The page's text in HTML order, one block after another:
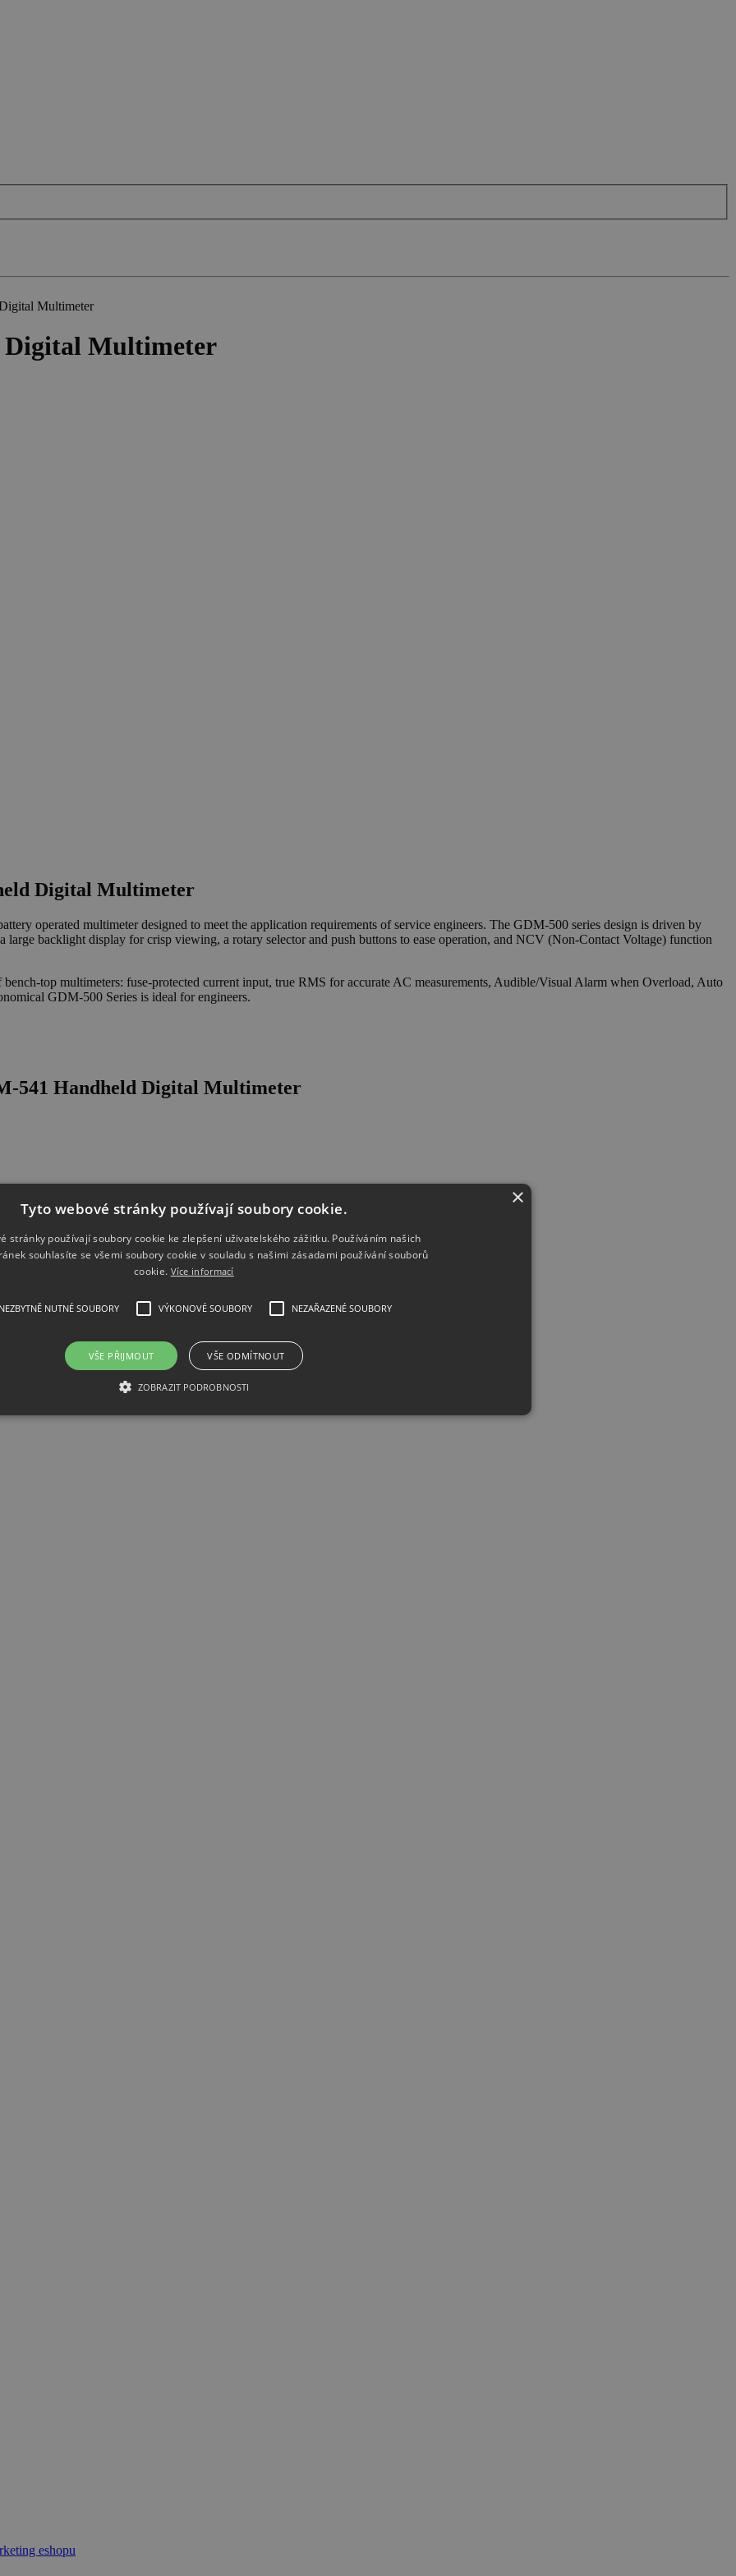
Multimeter
Digital Multimeter
Digital Multimeter
operated multimeter designed to meet the application requirements of service engineers. The GDM-500 series design is driven by
backlight display for crisp viewing, a rotary selector and push buttons to ease operation, and NCV (Non-Contact Voltage) function
top multimeters: fuse-protected current input, true RMS for accurate AC measurements, Audible/Visual Alarm when Overload, Auto
GDM-500 Series is ideal for engineers.
541 Handheld Digital Multimeter
Digital Multimeter
eshopu
×
Tyto webové stránky používají soubory cookie.
stránky používají soubory cookie ke zlepšení uživatelského zážitku. Používáním našich
souhlasíte se všemi soubory cookie v souladu s našimi zásadami používání souborů
cookie. Více informací
NEZBYTNĚ NUTNÉ SOUBORY VÝKONOVÉ SOUBORY NEZAŘAZENÉ SOUBORY
VŠE PŘIJMOUT VŠE ODMÍTNOUT
ZOBRAZIT PODROBNOSTI